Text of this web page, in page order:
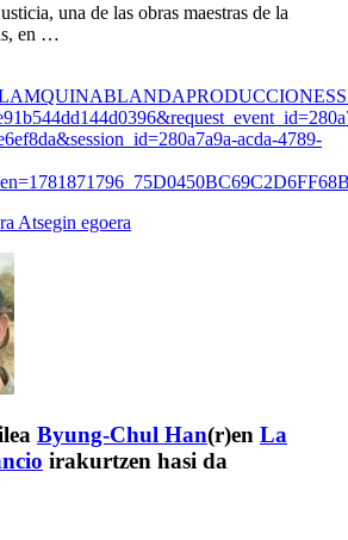
una de las obras maestras de la
en …
acda-4789-
Atsegin egoera
Byung-Chul Han(r)en La
irakurtzen hasi da